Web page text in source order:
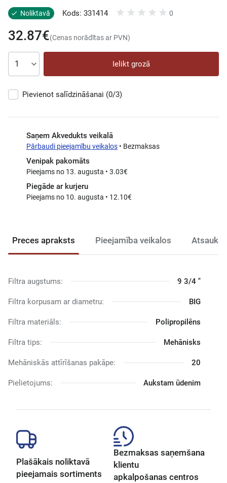
Preces apraksts Pieejamība veikalos
Filtra augstums: 9 3/4 "
Filtra korpusam ar diametru: BIG
Filtra materiāls: Polipropilēns
Filtra tips: Mehānisks
Mehāniskās attīrīšanas pakāpe: 20
Pielietojums: Aukstam ūdenim
Noliktavā Kods: 331414 0
32.87€(Cenas norādītas ar PVN)
Ielikt grozā
Pievienot salīdzināšanai (0/3)
Saņem Akvedukts veikalā
Pārbaudi pieejamību veikalos • Bezmaksas
Venipak pakomāts
Pieejams no 13. augusta • 3.03€
Piegāde ar kurjeru
Pieejams no 10. augusta • 12.10€
Plašākais noliktavā
pieejamais sortiments
Bezmaksas saņemšana
klientu
apkalpošanas centros